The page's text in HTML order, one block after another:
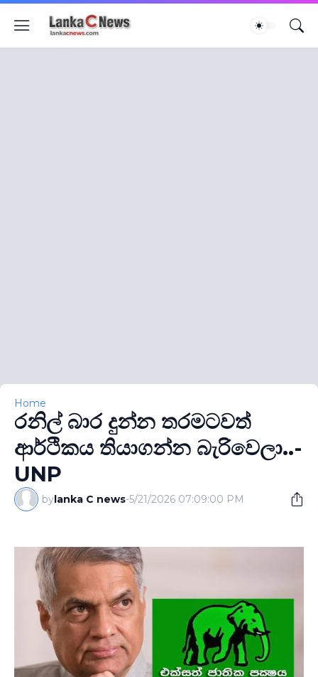
Home
රනිල් බාර දුන්න තරමටවත්
ආර්ථිකය තියාගන්න බැරිවෙලා..-
UNP
bylanka C news-5/21/2026 07:09:00 PM